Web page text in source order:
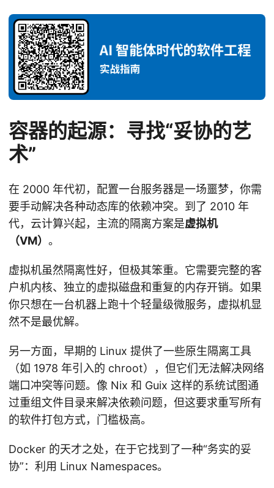
容器的起源：寻找“妥协的艺
术”
在 2000 年代初，配置一台服务器是一场噩梦，你需
要手动解决各种动态库的依赖冲突。到了 2010 年
代，云计算兴起，主流的隔离方案是虚拟机
（VM） 。
虚拟机虽然隔离性好，但极其笨重。它需要完整的客
户机内核、独立的虚拟磁盘和重复的内存开销。如果
你只想在一台机器上跑十个轻量级微服务，虚拟机显
然不是最优解。
另一方面，早期的 Linux 提供了一些原生隔离工具
（如 1978 年引入的 chroot），但它们无法解决网络
端口冲突等问题。像 Nix 和 Guix 这样的系统试图通
过重组文件目录来解决依赖问题，但这要求重写所有
的软件打包方式，门槛极高。
Docker 的天才之处，在于它找到了一种“务实的妥
协”：利用 Linux Namespaces。